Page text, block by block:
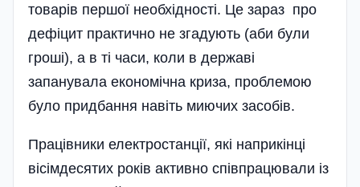
товарів першої необхідності. Це зараз про
дефіцит практично не згадують (аби були
гроші), а в ті часи, коли в державі
запанувала економічна криза, проблемою
було придбання навіть миючих засобів.
Працівники електростанції, які наприкінці
вісімдесятих років активно співпрацювали із